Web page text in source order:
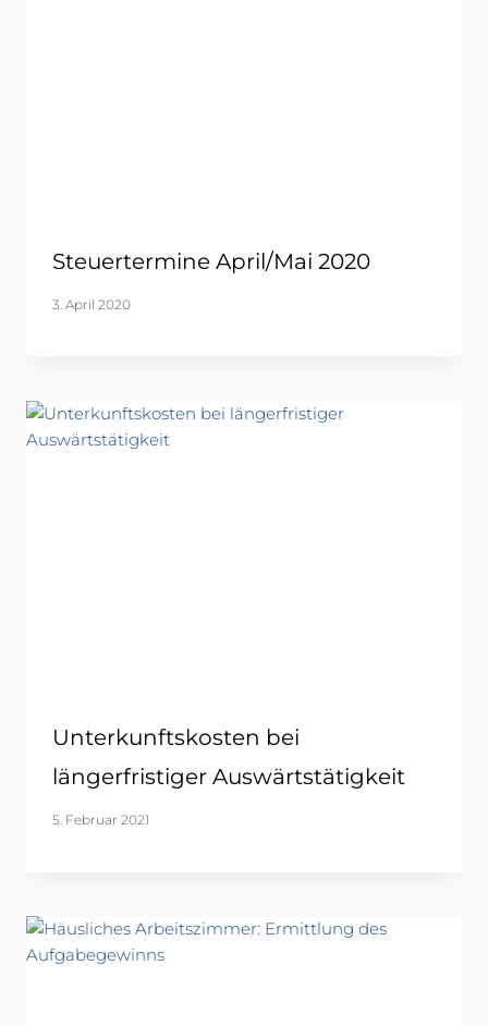
Steuertermine April/Mai 2020
3. April 2020
Unterkunftskosten bei
längerfristiger Auswärtstätigkeit
5. Februar 2021